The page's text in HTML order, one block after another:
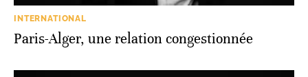
INTERNATIONAL
Paris-Alger, une relation congestionnée